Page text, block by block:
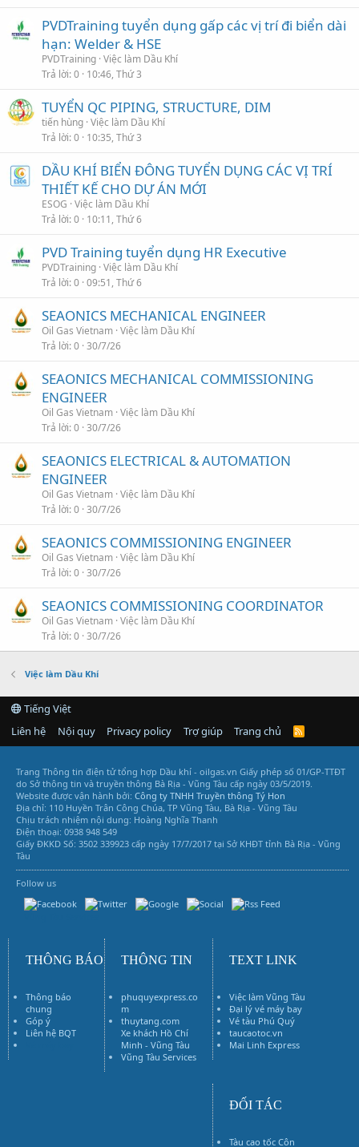
PVDTraining tuyển dụng gấp các vị trí đi biển dài
hạn: Welder & HSE
PVDTraining Việc làm Dầu Khí
Trả lời 0 10:46, Thứ 3
TUYỂN QC PIPING, STRUCTURE, DIM
tiến hùng Việc làm Dầu Khí
Trả lời 0 10:35, Thứ 3
DẦU KHÍ BIỂN ĐÔNG TUYỂN DỤNG CÁC VỊ TRÍ
THIẾT KẾ CHO DỰ ÁN MỚI
ESOG Việc làm Dầu Khí
Trả lời 0 10:11, Thứ 6
PVD Training tuyển dụng HR Executive
PVDTraining Việc làm Dầu Khí
Trả lời 0 09:51, Thứ 6
SEAONICS MECHANICAL ENGINEER
Oil Gas Vietnam Việc làm Dầu Khí
Trả lời 0 30/7/26
SEAONICS MECHANICAL COMMISSIONING
ENGINEER
Oil Gas Vietnam Việc làm Dầu Khí
Trả lời 0 30/7/26
SEAONICS ELECTRICAL & AUTOMATION
ENGINEER
Oil Gas Vietnam Việc làm Dầu Khí
Trả lời 0 30/7/26
SEAONICS COMMISSIONING ENGINEER
Oil Gas Vietnam Việc làm Dầu Khí
Trả lời 0 30/7/26
SEAONICS COMMISSIONING COORDINATOR
Oil Gas Vietnam Việc làm Dầu Khí
Trả lời 0 30/7/26
Việc làm Dầu Khí
Tiếng Việt
Liên hệ
Nội quy Privacy policy Trợ giúp Trang chủ
R
Trang Thông tin điện tử tổng hợp Dầu khí - oilgas.vn Giấy phép số 01/GP-TTĐT
do Sở thông tin và truyền thông Bà Rịa - Vũng Tàu cấp ngày 03/5/2019.
Website được vận hành bởi: Công ty TNHH Truyền thông Tý Hon
Địa chỉ: 110 Huyền Trân Công Chúa, TP Vũng Tàu, Bà Rịa - Vũng Tàu
Chịu trách nhiệm nội dung: Hoàng Nghĩa Thanh
Điện thoại: 0938 948 549
Giấy ĐKKD Số: 3502 339923 cấp ngày 17/7/2017 tại Sở KHĐT tỉnh Bà Rịa - Vũng
Tàu
Follow us
THÔNG BÁO
Thông báo
chung
Góp ý
Liên hệ BQT
THÔNG TIN
phuquyexpress.co
m
thuytang.com
Xe khách Hồ Chí
Minh - Vũng Tàu
Vũng Tàu Services
TEXT LINK
Việc làm Vũng Tàu
Đại lý vé máy bay
Vé tàu Phú Quý
taucaotoc.vn
Mai Linh Express
ĐỐI TÁC
Tàu cao tốc Côn